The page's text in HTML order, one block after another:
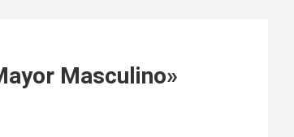
Masculino»